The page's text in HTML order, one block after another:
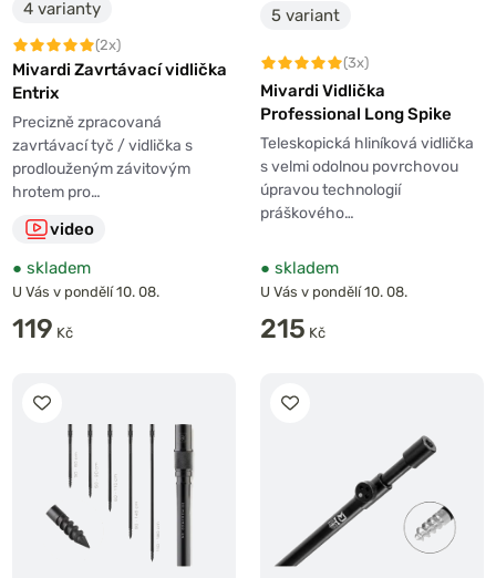
4 varianty
(2x)
Mivardi Zavrtávací vidlička
Entrix
Precizně zpracovaná
zavrtávací tyč / vidlička s
prodlouženým závitovým
hrotem pro…
video
● skladem
U Vás v pondělí 10. 08.
119 Kč
5 variant
(3x)
Mivardi Vidlička
Professional Long Spike
Teleskopická hliníková vidlička
s velmi odolnou povrchovou
úpravou technologií
práškového…
● skladem
U Vás v pondělí 10. 08.
215 Kč